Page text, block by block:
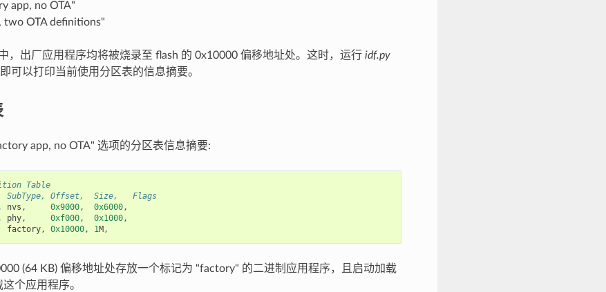
app, no OTA"
two OTA definitions"
，出厂应用程序均将被烧录至 flash 的 0x10000 偏移地址处。这时，运行 idf.py
可以打印当前使用分区表的信息摘要。
app, no OTA" 选项的分区表信息摘要:
Table
SubType, Offset,  Size,   Flags
nvs , 0x9000, 0x6000,
phy, 0xf000, 0x1000,
factory, 0x10000, 1M,
(64 KB) 偏移地址处存放一个标记为 "factory" 的二进制应用程序，且启动加载
个应用程序。